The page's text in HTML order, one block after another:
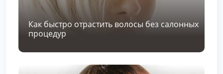
Как быстро отрастить волосы без салонных
процедур